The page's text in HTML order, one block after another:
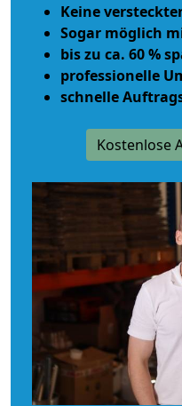
Keine
Sogar möglich
bis zu ca. 60 %
professionelle
schnelle
Kostenlose